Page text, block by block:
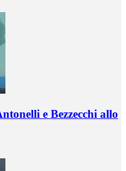
e Bezzecchi allo